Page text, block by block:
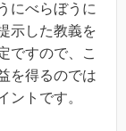
にべらぼうに
示した教義を
ですので、こ
を得るのでは
ントです。